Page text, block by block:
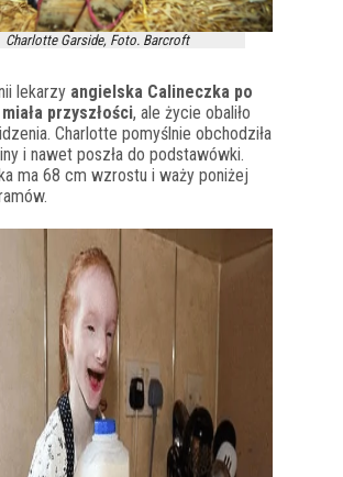
Charlotte Garside, Foto. Barcroft
lekarzy angielska Calineczka po
przyszłości, ale życie obaliło
Charlotte pomyślnie obchodziła
i nawet poszła do podstawówki.
ma 68 cm wzrostu i waży poniżej